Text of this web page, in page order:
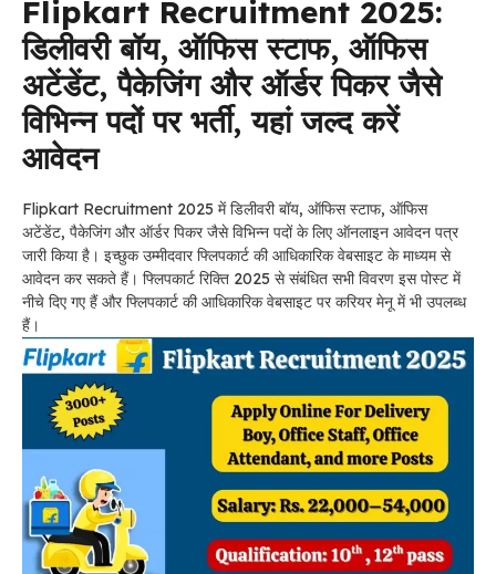
Flipkart Recruitment 2025:
डिलीवरी बॉय, ऑफिस स्टाफ, ऑफिस
अटेंडेंट, पैकेजिंग और ऑर्डर पिकर जैसे
विभिन्न पदों पर भर्ती, यहां जल्द करें
आवेदन
Flipkart Recruitment 2025 में डिलीवरी बॉय, ऑफिस स्टाफ, ऑफिस
अटेंडेंट, पैकेजिंग और ऑर्डर पिकर जैसे विभिन्न पदों के लिए ऑनलाइन आवेदन पत्र
जारी किया है। इच्छुक उम्मीदवार फ्लिपकार्ट की आधिकारिक वेबसाइट के माध्यम से
आवेदन कर सकते हैं। फ्लिपकार्ट रिक्ति 2025 से संबंधित सभी विवरण इस पोस्ट में
नीचे दिए गए हैं और फ्लिपकार्ट की आधिकारिक वेबसाइट पर करियर मेनू में भी उपलब्ध
हैं।